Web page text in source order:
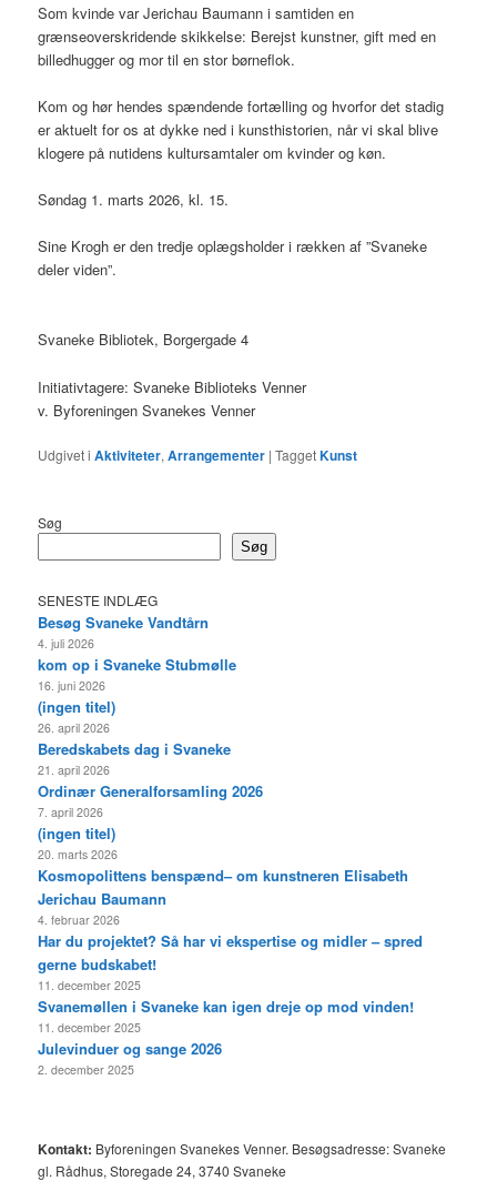
Som kvinde var Jerichau Baumann i samtiden en
grænseoverskridende skikkelse: Berejst kunstner, gift med en
billedhugger og mor til en stor børneflok.
Kom og hør hendes spændende fortælling og hvorfor det stadig
er aktuelt for os at dykke ned i kunsthistorien, når vi skal blive
klogere på nutidens kultursamtaler om kvinder og køn.
Søndag 1. marts 2026, kl. 15.
Sine Krogh er den tredje oplægsholder i rækken af ”Svaneke
deler viden”.
Svaneke Bibliotek, Borgergade 4
Initiativtagere: Svaneke Biblioteks Venner
v. Byforeningen Svanekes Venner
Udgivet i Aktiviteter,Arrangementer |TaggetKunst
Søg
Søg
SENESTE INDLÆG
Besøg Svaneke Vandtårn
4. juli 2026
kom op i Svaneke Stubmølle
16. juni 2026
(ingen titel)
26. april 2026
Beredskabets dag i Svaneke
21. april 2026
Ordinær Generalforsamling 2026
7. april 2026
(ingen titel)
20. marts 2026
Kosmopolittens benspænd– om kunstneren Elisabeth
Jerichau Baumann
4. februar 2026
Har du projektet? Så har vi ekspertise og midler – spred
gerne budskabet!
11. december 2025
Svanemøllen i Svaneke kan igen dreje op mod vinden!
11. december 2025
Julevinduer og sange 2026
2. december 2025
Kontakt: Byforeningen Svanekes Venner. Besøgsadresse: Svaneke
gl. Rådhus, Storegade 24, 3740 Svaneke